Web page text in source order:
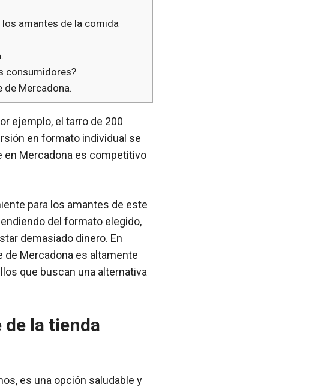
amantes de la comida
consumidores?
de Mercadona.
ejemplo, el tarro de 200
en formato individual se
en Mercadona es competitivo
para los amantes de este
del formato elegido,
demasiado dinero. En
Mercadona es altamente
que buscan una alternativa
la tienda
es una opción saludable y